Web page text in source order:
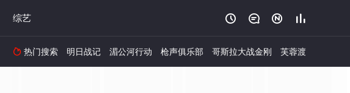
综艺    
 热门搜索 明日战记 湄公河行动 枪声俱乐部 哥斯拉大战金刚 芙蓉渡